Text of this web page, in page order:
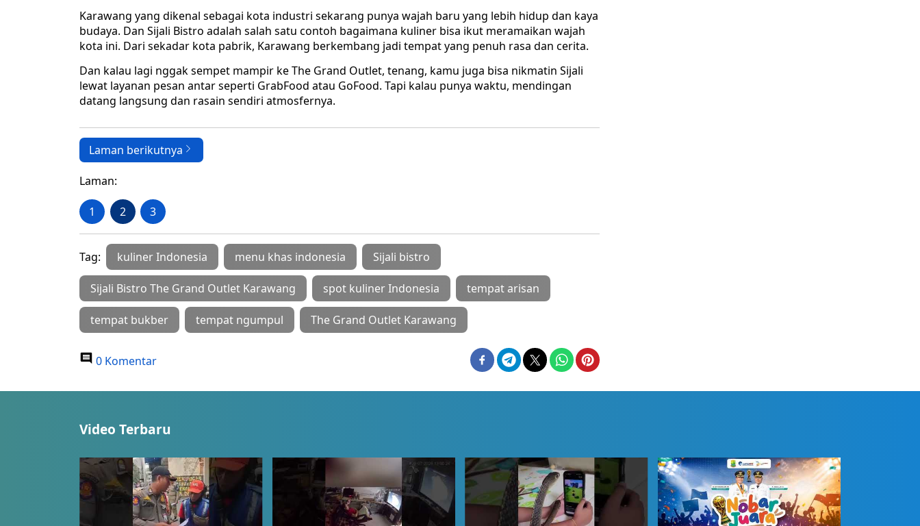
Karawang yang dikenal sebagai kota industri sekarang punya wajah baru yang lebih hidup dan kaya
budaya. Dan Sijali Bistro adalah salah satu contoh bagaimana kuliner bisa ikut meramaikan wajah
kota ini. Dari sekadar kota pabrik, Karawang berkembang jadi tempat yang penuh rasa dan cerita.
Dan kalau lagi nggak sempet mampir ke The Grand Outlet, tenang, kamu juga bisa nikmatin Sijali
lewat layanan pesan antar seperti GrabFood atau GoFood. Tapi kalau punya waktu, mendingan
datang langsung dan rasain sendiri atmosfernya.
Laman berikutnya
Laman:
1 2 3
Tag: kuliner Indonesia menu khas indonesia Sijali bistro
Sijali Bistro The Grand Outlet Karawang spot kuliner Indonesia tempat arisan
tempat bukber tempat ngumpul The Grand Outlet Karawang
0 Komentar
Video Terbaru